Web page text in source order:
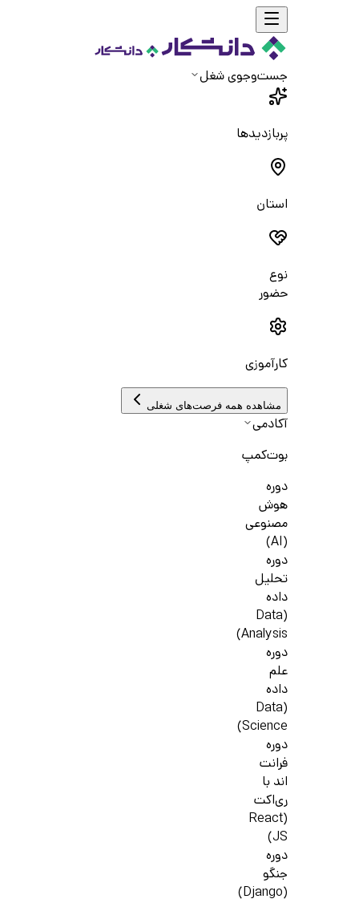
جست‌و‌جوی شغل
پربازدیدها
استان
نوع
حضور
کارآموزی
مشاهده همه فرصت‌های شغلی
آکادمی
بوت‌کمپ
دوره
هوش
مصنوعی
(AI)
دوره
تحلیل
داده
(Data
Analysis)
دوره
علم
داده
(Data
Science)
دوره
فرانت
اند با
ری‌اکت
(React
JS)
دوره
جنگو
(Django)